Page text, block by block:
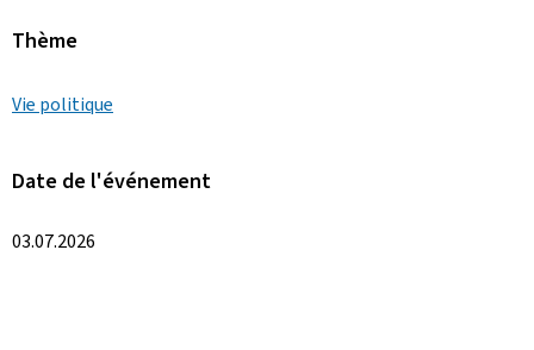
Thème
Vie politique
Date de l'événement
03.07.2026